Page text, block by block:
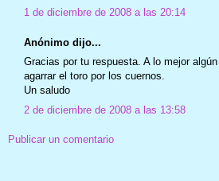
1 de diciembre de 2008 a las 20:14
Anónimo dijo...
Gracias por tu respuesta. A lo mejor
agarrar el toro por los cuernos.
Un saludo
2 de diciembre de 2008 a las 13:58
Publicar un comentario